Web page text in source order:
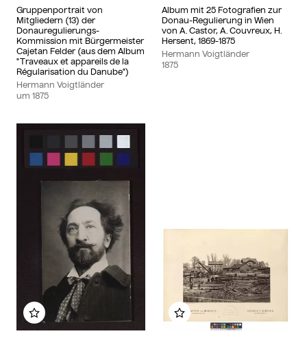
Gruppenportrait von
Mitgliedern (13) der
Donauregulierungs-
Kommission mit Bürgermeister
Cajetan Felder (aus dem Album
"Traveaux et appareils de la
Régularisation du Danube")
Hermann Voigtländer
um 1875
Album mit 25 Fotografien zur
Donau-Regulierung in Wien
von A. Castor, A. Couvreux, H.
Hersent, 1869-1875
Hermann Voigtländer
1875
Zu meinem Album hinzufügenZu meinem Album